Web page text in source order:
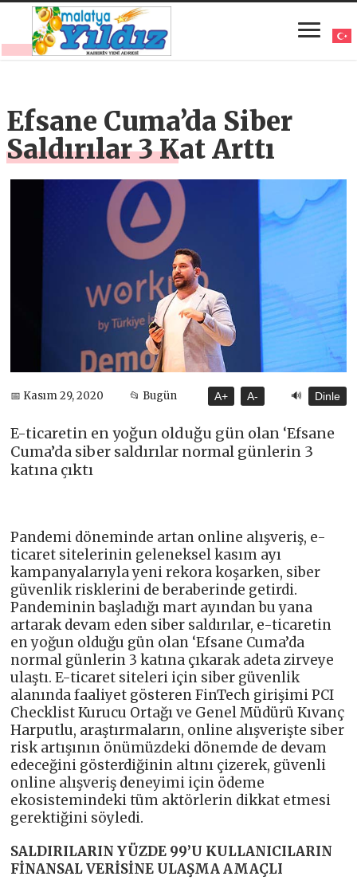
Efsane Cuma’da Siber
Saldırılar 3 Kat Arttı
📅 Kasım 29, 2020 📂 Bugün A+ A- 🔊 Dinle
E-ticaretin en yoğun olduğu gün olan ‘Efsane
Cuma’da siber saldırılar normal günlerin 3
katına çıktı
Pandemi döneminde artan online alışveriş, e-
ticaret sitelerinin geleneksel kasım ayı
kampanyalarıyla yeni rekora koşarken, siber
güvenlik risklerini de beraberinde getirdi.
Pandeminin başladığı mart ayından bu yana
artarak devam eden siber saldırılar, e-ticaretin
en yoğun olduğu gün olan ‘Efsane Cuma’da
normal günlerin 3 katına çıkarak adeta zirveye
ulaştı. E-ticaret siteleri için siber güvenlik
alanında faaliyet gösteren FinTech girişimi PCI
Checklist Kurucu Ortağı ve Genel Müdürü Kıvanç
Harputlu, araştırmaların, online alışverişte siber
risk artışının önümüzdeki dönemde de devam
edeceğini gösterdiğinin altını çizerek, güvenli
online alışveriş deneyimi için ödeme
ekosistemindeki tüm aktörlerin dikkat etmesi
gerektiğini söyledi.
SALDIRILARIN YÜZDE 99’U KULLANICILARIN
FİNANSAL VERİSİNE ULAŞMA AMAÇLI